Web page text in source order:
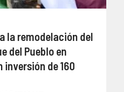
la remodelación del
del Pueblo en
de 160